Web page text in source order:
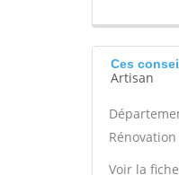
Ces
Artisan
Voir la